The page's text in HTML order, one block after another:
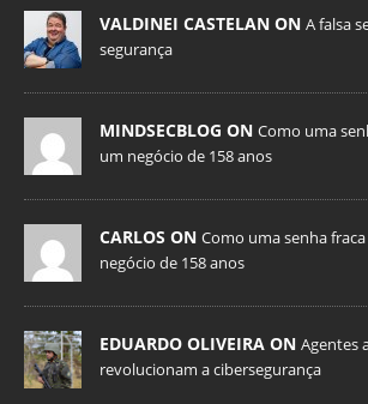
VALDINEI CASTELAN ON A falsa
segurança
MINDSECBLOG ON Como uma
um negócio de 158 anos
CARLOS ON Como uma senha
negócio de 158 anos
EDUARDO OLIVEIRA ON Agentes
revolucionam a cibersegurança